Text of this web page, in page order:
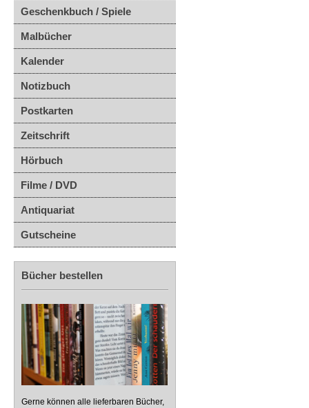
Geschenkbuch / Spiele
Malbücher
Kalender
Notizbuch
Postkarten
Zeitschrift
Hörbuch
Filme / DVD
Antiquariat
Gutscheine
Bücher bestellen
Gerne können alle lieferbaren Bücher,